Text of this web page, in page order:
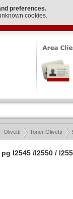
preferences.
cookies.
l2545 /l2550 /
Olivetti Toner Olivetti